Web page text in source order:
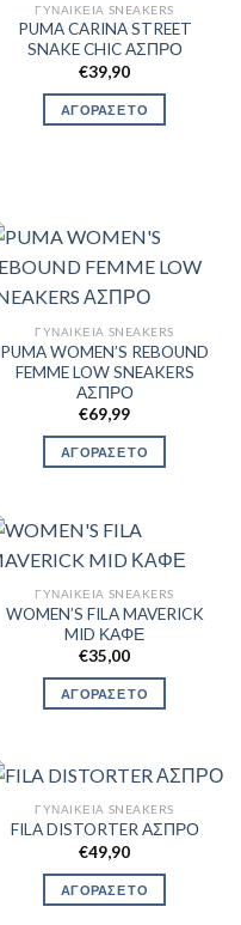
ΓΥΝΑΙΚΕΊΑ SNEAKERS
PUMA CARINA STREET
SNAKE CHIC ΑΣΠΡΟ
€39,90
ΑΓΟΡΑΣΕ ΤΟ
ΓΥΝΑΙΚΕΊΑ SNEAKERS
PUMA WOMEN’S REBOUND
FEMME LOW SNEAKERS
ΑΣΠΡΟ
€69,99
ΑΓΟΡΑΣΕ ΤΟ
ΓΥΝΑΙΚΕΊΑ SNEAKERS
WOMEN’S FILA MAVERICK
MID ΚΑΦΕ
€35,00
ΑΓΟΡΑΣΕ ΤΟ
ΓΥΝΑΙΚΕΊΑ SNEAKERS
FILA DISTORTER ΑΣΠΡΟ
€49,90
ΑΓΟΡΑΣΕ ΤΟ